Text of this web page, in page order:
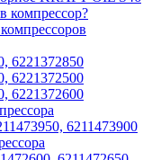
компрессор?
6221372850
6221372500
6221372600
6211473900